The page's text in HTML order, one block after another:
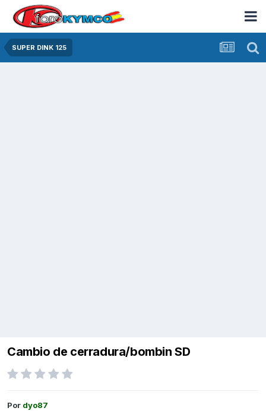
SUPER DINK 125
Cambio de cerradura/bombin SD
Por dyo87